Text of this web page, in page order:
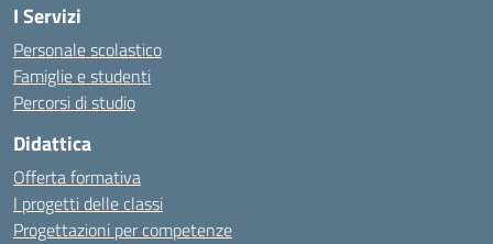
I Servizi
Personale scolastico
Famiglie e studenti
Percorsi di studio
Didattica
Offerta formativa
I progetti delle classi
Progettazioni per competenze